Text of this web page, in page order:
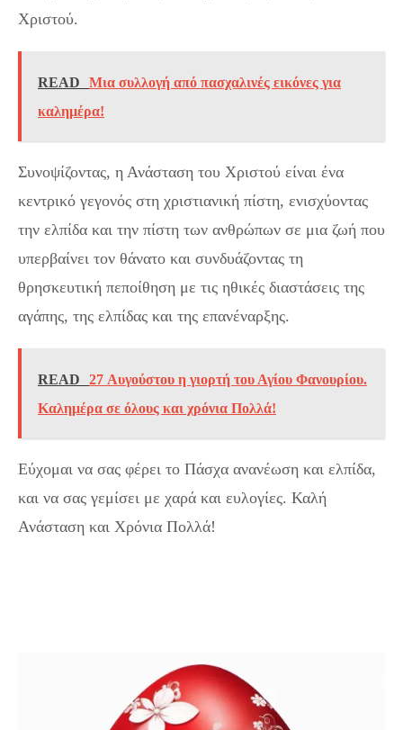
Χριστού.
READ
Μια συλλογή από πασχαλινές εικόνες για
καλημέρα!
Συνοψίζοντας, η Ανάσταση του Χριστού είναι ένα
κεντρικό γεγονός στη χριστιανική πίστη, ενισχύοντας
την ελπίδα και την πίστη των ανθρώπων σε μια ζωή που
υπερβαίνει τον θάνατο και συνδυάζοντας τη
θρησκευτική πεποίθηση με τις ηθικές διαστάσεις της
αγάπης, της ελπίδας και της επανέναρξης.
READ
27 Αυγούστου η γιορτή του Αγίου Φανουρίου.
Καλημέρα σε όλους και χρόνια Πολλά!
Εύχομαι να σας φέρει το Πάσχα ανανέωση και ελπίδα,
και να σας γεμίσει με χαρά και ευλογίες. Καλή
Ανάσταση και Χρόνια Πολλά!